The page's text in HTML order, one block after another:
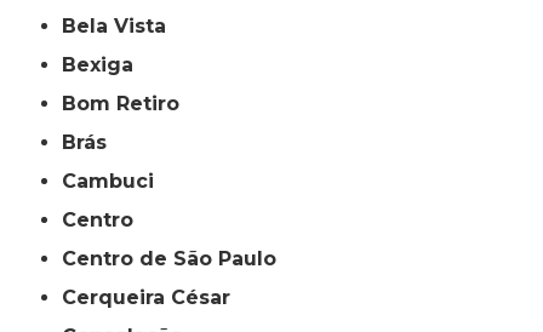
Bela Vista
Bexiga
Bom Retiro
Brás
Cambuci
Centro
Centro de São Paulo
Cerqueira César